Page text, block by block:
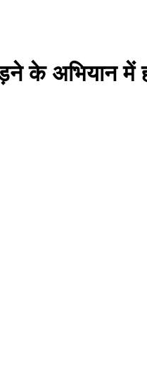
के अभियान में